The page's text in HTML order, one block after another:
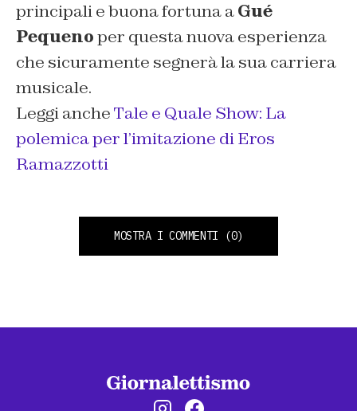
principali e buona fortuna aGué
Pequenoper questa nuova esperienza
che sicuramente segnerà la sua carriera
musicale.
Leggi ancheTale e Quale Show: La
polemica per l’imitazione di Eros
Ramazzotti
MOSTRA I COMMENTI (0)